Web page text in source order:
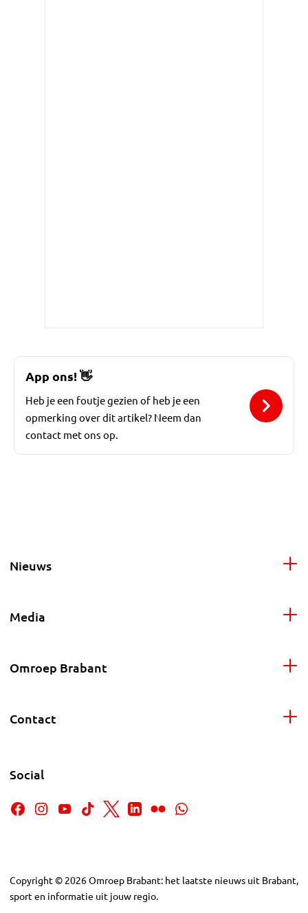
App ons!👋
Heb je een foutje gezien of heb je een
opmerking over dit artikel? Neem dan
contact met ons op.
Nieuws
Media
Omroep Brabant
Contact
Social
Copyright © 2026Omroep Brabant: het laatste nieuws uit Brabant,
sport en informatie uit jouw regio.